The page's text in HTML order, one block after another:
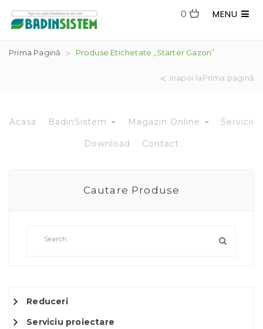
MENU
0
Prima Pagină Produse Etichetate „starter Gazon”
Inapoi laPrima pagină
Acasa BadinSistem Magazin Online Servicii
Download Contact
Cautare Produse
Reduceri
Serviciu proiectare